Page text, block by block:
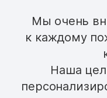
Мы очень
к каждому
Наша